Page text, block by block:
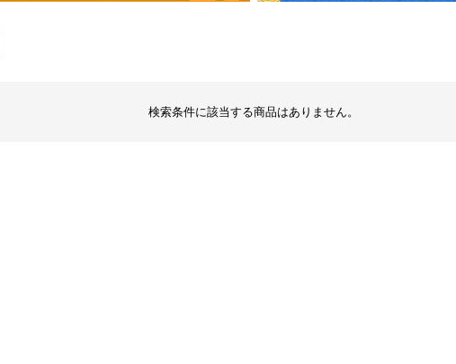
検索条件に該当する商品はありません。